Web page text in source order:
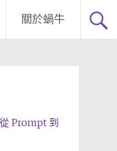
關於蝸牛
Prompt 到